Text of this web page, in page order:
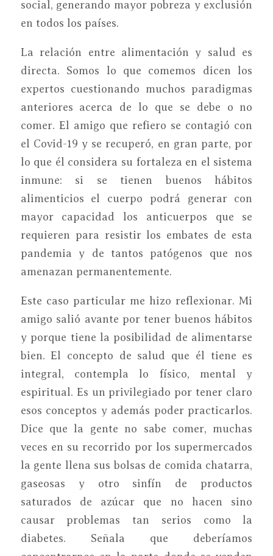
social, generando mayor pobreza y exclusión
en todos los países.
La relación entre alimentación y salud es
directa. Somos lo que comemos dicen los
expertos cuestionando muchos paradigmas
anteriores acerca de lo que se debe o no
comer. El amigo que refiero se contagió con
el Covid-19 y se recuperó, en gran parte, por
lo que él considera su fortaleza en el sistema
inmune: si se tienen buenos hábitos
alimenticios el cuerpo podrá generar con
mayor capacidad los anticuerpos que se
requieren para resistir los embates de esta
pandemia y de tantos patógenos que nos
amenazan permanentemente.
Este caso particular me hizo reflexionar. Mi
amigo salió avante por tener buenos hábitos
y porque tiene la posibilidad de alimentarse
bien. El concepto de salud que él tiene es
integral, contempla lo físico, mental y
espiritual. Es un privilegiado por tener claro
esos conceptos y además poder practicarlos.
Dice que la gente no sabe comer, muchas
veces en su recorrido por los supermercados
la gente llena sus bolsas de comida chatarra,
gaseosas y otro sinfín de productos
saturados de azúcar que no hacen sino
causar problemas tan serios como la
diabetes. Señala que deberíamos